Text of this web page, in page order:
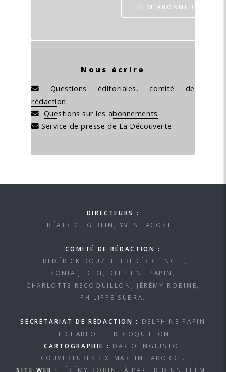
Nous écrire
Questions éditoriales, comité de
rédaction
Questions sur les abonnements
Service de presse de La Découverte
DIRECTEURS :
BÉATRICE GIBLIN, YVES LACOSTE.
COMITÉ DE RÉDACTION :
FRÉDÉRICK DOUZET, FRÉDÉRIC ENCEL,
SONIA JEDIDI, DELPHINE PAPIN,
CHARLOTTE RECOQUILLON, JÉRÉMY ROBINE,
PHILIPPE SUBRA.
SECRÉTARIAT DE RÉDACTION :
DELPHINE PAPIN
ET CHARLOTTE RECOQUILLON.
CARTOGRAPHIE :
DARIO INGIUSTO.
COUVERTURES : XEMARTIN LABORDE.
SITE WEB :
JÉRÉMY ROBINE À PARTIR D'UN THÈME